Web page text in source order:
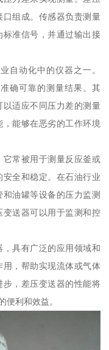
组成。传感器负责测量
准信号，并通过输出接
自动化中的仪器之一。
确可靠的测量结果。其
适应不同压力差的测量
能够在恶劣的工作环境
常被用于测量反应釜或
全和稳定。在石油行业
油罐等设备的压力监测
送器可以用于监测和控
具有广泛的应用领域和
，帮助实现流体或气体
，差压变送器的性能将
便利和效益。